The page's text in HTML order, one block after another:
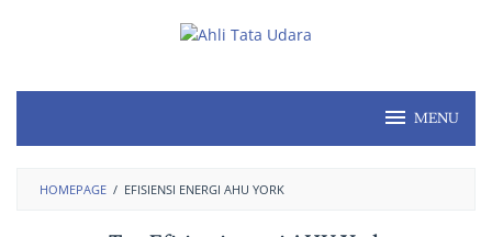
MENU
HOMEPAGE / EFISIENSI ENERGI AHU YORK